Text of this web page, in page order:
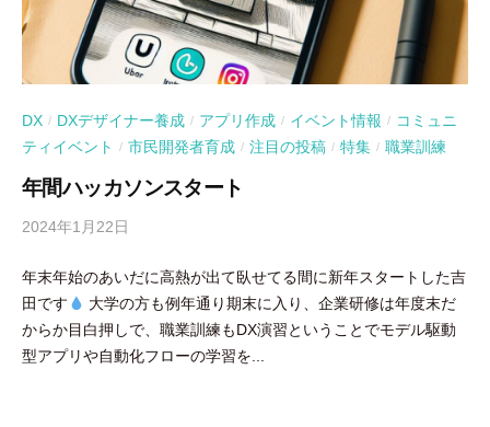
DX / DXデザイナー養成 / アプリ作成 / イベント情報 / コミュニ
ティイベント
/ 市民開発者育成 / 注目の投稿 / 特集 / 職業訓練
年間ハッカソンスタート
2024年1月22日
吉
田
豪
年末年始のあいだに高熱が出て臥せてる間に新年スタートした吉
田です
大学の方も例年通り期末に入り、企業研修は年度末だ
からか目白押しで、職業訓練もDX演習ということでモデル駆動
型アプリや自動化フローの学習を...